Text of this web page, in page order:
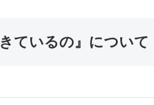
ているの』について